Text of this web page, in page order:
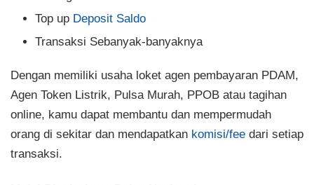
Top up Deposit Saldo
Transaksi Sebanyak-banyaknya
Dengan memiliki usaha loket agen pembayaran PDAM,
Agen Token Listrik, Pulsa Murah, PPOB atau tagihan
online, kamu dapat membantu dan mempermudah
orang di sekitar dan mendapatkan komisi/fee dari setiap
transaksi.